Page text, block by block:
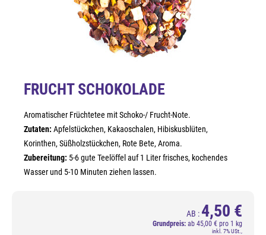
FRUCHT SCHOKOLADE
Aromatischer Früchtetee mit Schoko-/ Frucht-Note.
Zutaten: Apfelstückchen, Kakaoschalen, Hibiskusblüten,
Korinthen, Süßholzstückchen, Rote Bete, Aroma.
Zubereitung: 5-6 gute Teelöffel auf 1 Liter frisches, kochendes
Wasser und 5-10 Minuten ziehen lassen.
AB : 4,50 €
Grundpreis: ab 45,00 € pro 1 kg
inkl. 7% USt.,